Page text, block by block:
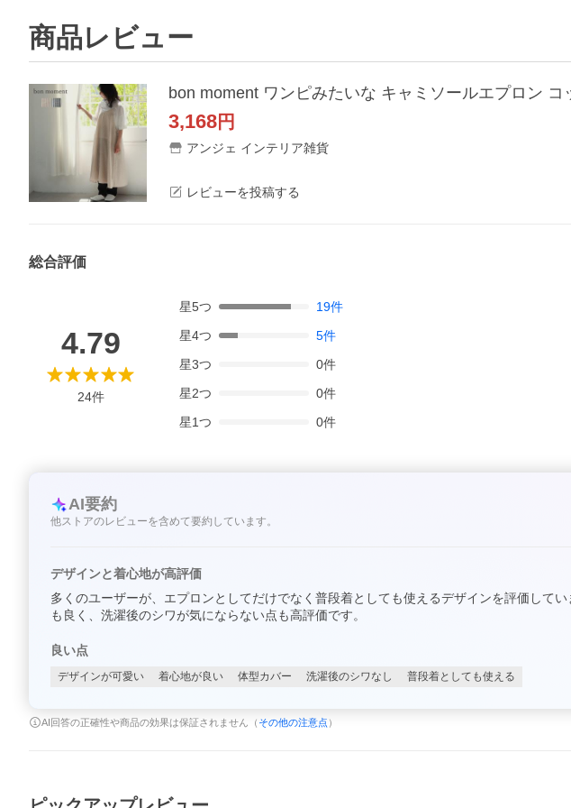
商品レビュー
bon moment ワンピみたいな キャミソールエプロン
3,168円
アンジェ インテリア雑貨
レビューを投稿する
総合評価
4.79
24件
星5つ 19件
星4つ 5件
星3つ 0件
星2つ 0件
星1つ 0件
AI要約
他ストアのレビューを含めて要約しています。
デザインと着心地が高評価
多くのユーザーが、エプロンとしてだけでなく普段着としても使えるデザインを評価して
も良く、洗濯後のシワが気にならない点も高評価です。
良い点
デザインが可愛い 着心地が良い 体型カバー 洗濯後のシワなし 普段着としても使える
AI回答の正確性や商品の効果は保証されません（ その他の注意点 ）